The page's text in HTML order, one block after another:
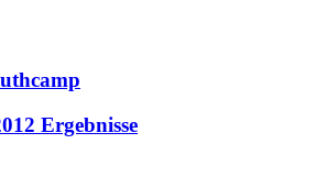
Ergebnisse